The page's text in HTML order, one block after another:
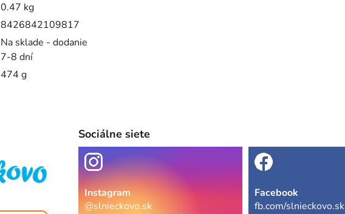
0.47 kg
8426842109817
Na sklade - dodanie
7-8 dní
474 g
Sociálne siete
Instagram
@slnieckovo.sk
Facebook
fb.com/slnieckovo.sk